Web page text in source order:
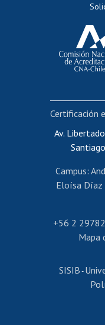
Postulación al
Av.
Campus:
Eloísa Díaz
+56 2
Mapa
SISIB -
Certificación